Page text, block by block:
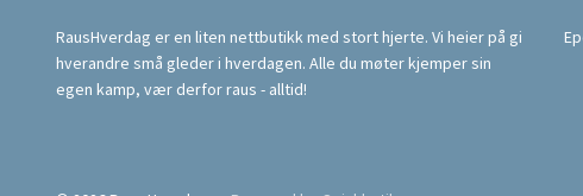
RausHverdag er en liten nettbutikk med stort hjerte. Vi heier på gi
hverandre små gleder i hverdagen. Alle du møter kjemper sin
egen kamp, vær derfor raus - alltid!